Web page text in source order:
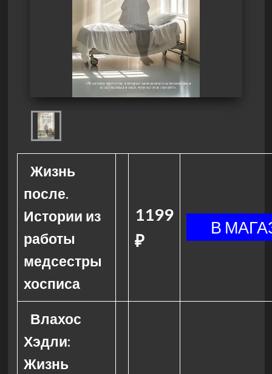
Жизнь
после.
Истории из
работы
медсестры
хосписа
1199
₽
Влахос
Хэдли:
Жизнь